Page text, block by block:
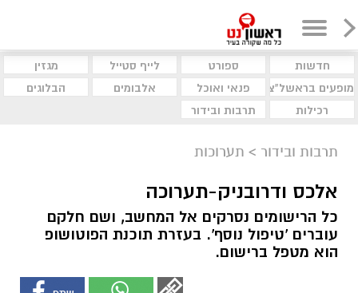
חדשות ספורט לייף סטייל
מגזין
מופעים בראשל"צ
פנאי ואוכל אלבומים
הבלוגים
רכילות
תרבות ובידור
תרבות ובידור > תערוכות
אלכס ודרובניק-תערוכה
כל הרישומים נסרקים אל המחשב, ושם חלקם
עוברים 'טיפול נוסף'. בעזרת תוכנת הפוטושופ
הוא מטפל ברישום.